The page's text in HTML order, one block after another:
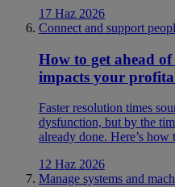
17 Haz 2026
Connect and support
How to get ahead
impacts your
Faster resolution times
dysfunction, but by the
already done. Here’s how
12 Haz 2026
Manage systems and